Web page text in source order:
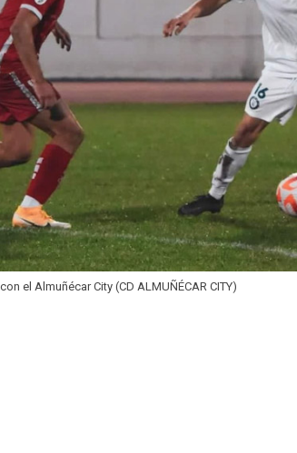
el Almuñécar City (CD ALMUÑÉCAR CITY)